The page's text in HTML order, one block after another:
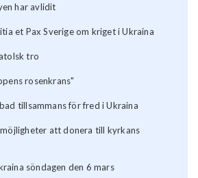
har avlidit
et Pax Sverige om kriget i Ukraina
tro
rosenkrans"
tillsammans för fred i Ukraina
att donera till kyrkans
söndagen den 6 mars